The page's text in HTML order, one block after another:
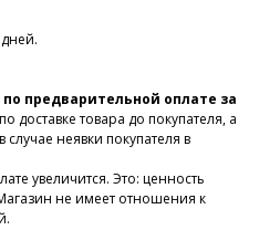
по предварительной оплате за
доставке товара до покупателя, а
неявки покупателя в
увеличится. Это: ценность
не имеет отношения к